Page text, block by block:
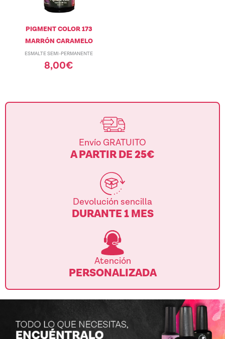
PIGMENT COLOR 173
MARRÓN CARAMELO
ESMALTE SEMI-PERMANENTE
8,00€
Envío GRATUITO
A PARTIR DE 25€
Devolución sencilla
DURANTE 1 MES
Atención
PERSONALIZADA